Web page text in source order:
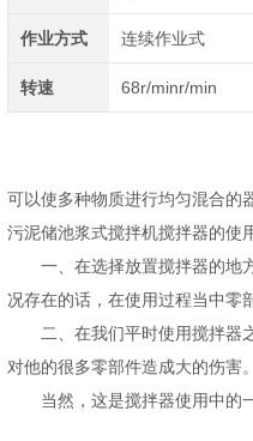
作业方式 连续作业式
转速 68r/minr/min
可以使多种物质进行均匀混合的
污泥储池浆式搅拌机搅拌器的使
一、在选择放置搅拌器的地方
况存在的话，在使用过程当中零
二、在我们平时使用搅拌器之
对他的很多零部件造成大的伤害。
当然，这是搅拌器使用中的一